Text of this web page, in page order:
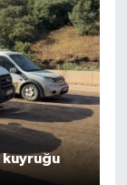
kuyruğu